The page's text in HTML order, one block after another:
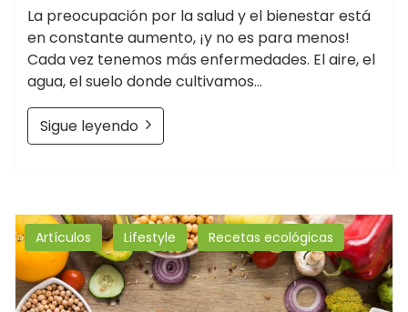
La preocupación por la salud y el bienestar está
en constante aumento, ¡y no es para menos!
Cada vez tenemos más enfermedades. El aire, el
agua, el suelo donde cultivamos…
Sigue leyendo
Artículos Lifestyle Recetas ecológicas